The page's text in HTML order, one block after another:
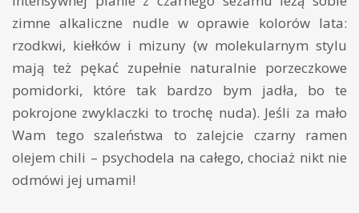
zimne alkaliczne nudle w oprawie kolorów lata:
rzodkwi, kiełków i mizuny (w molekularnym stylu
mają też pękać zupełnie naturalnie porzeczkowe
pomidorki, które tak bardzo bym jadła, bo te
pokrojone zwyklaczki to trochę nuda). Jeśli za mało
Wam tego szaleństwa to zalejcie czarny ramen
olejem chili – psychodela na całego, chociaż nikt nie
odmówi jej umami!